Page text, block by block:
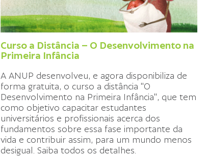
Curso a Distância – O Desenvolvimento na
Primeira Infância
A ANUP desenvolveu, e agora disponibiliza de
forma gratuita, o curso a distância "O
Desenvolvimento na Primeira Infância", que tem
como objetivo capacitar estudantes
universitários e profissionais acerca dos
fundamentos sobre essa fase importante da
vida e contribuir assim, para um mundo menos
desigual. Saiba todos os detalhes.